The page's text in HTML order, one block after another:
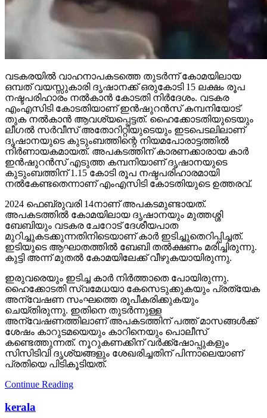
വടകരയില്‍ വാഹനാപകടത്തെ തുടര്‍ന്ന് കോമയിലായ
ഒമ്പത് വയസ്സുകാരി ദൃഷാനക്ക് ഒരുകോടി 15 ലക്ഷം രൂപ
നഷ്ടപരിഹാരം നല്‍കാന്‍ കോടതി നിര്‍ദേശം. വടകര
എംഎസിടി കോടതിയാണ് ഇന്‍ഷുറന്‍സ് കമ്പനിയോട്
തുക നല്‍കാന്‍ ആവശ്യപ്പെട്ടത്. ഹൈക്കോടതിയുടെയും
ലീഗല്‍ സര്‍വീസ് അതോറിറ്റിയുടെയും ഇടപെടലിലാണ്
ദൃഷാനയുടെ കുടുംബത്തിന്റെ നിയമപോരാട്ടത്തില്‍
നിര്‍ണായകമായത്. അപകടത്തിന് കാരണക്കാരായ കാര്‍
ഇന്‍ഷുറന്‍സ് എടുത്ത കമ്പനിയാണ് ദൃഷാനയുടെ
കുടുംബത്തിന് 1.15 കോടി രൂപ നഷ്ടപരിഹാരമായി
നല്‍കേണ്ടതെന്നാണ് എംഎസിടി കോടതിയുടെ ഉത്തരവ്.
2024 ഫെബ്രുവരി 14നാണ് അപകടമുണ്ടായത്.
അപകടത്തില്‍ കോമയിലായ ദൃഷാനയും മുത്തശ്ശി
ബേബിയും വടകര ചേറോട് ദേശീയപാത
മുറിച്ചുകടക്കുന്നതിനിടെയാണ് കാര്‍ ഇടിച്ചുതെറിപ്പിച്ചത്.
ഇടിയുടെ ആഘാതത്തില്‍ ബേബി തല്‍ക്ഷണം മരിച്ചിരുന്നു.
കുട്ടി അന്ന് മുതല്‍ കോമയിലേക്ക് വീഴുകയായിരുന്നു.
ഇരുവരെയും ഇടിച്ച കാര്‍ നിര്‍ത്താതെ പോയിരുന്നു.
ഹൈക്കോടതി സ്വമേധയാ കേസെടുക്കുകയും പ്രത്യേക
അന്വേഷണ സംഘത്തെ രൂപീകരിക്കുകയും
ചെയ്തിരുന്നു. ഇതിനെ തുടര്‍ന്നുള്ള
അന്വേഷണത്തിലാണ് അപകടത്തിന് പത്ത് മാസങ്ങള്‍ക്ക്
ശേഷം കാറുടമയെയും കാറിനെയും പൊലീസ്
കണ്ടെത്തുന്നത്. നൂറുകണക്കിന് വര്‍ക്ക്‌ഷോപ്പുകളും
സിസിടിവി ദൃശ്യങ്ങളും ശേഖരിച്ചതിന് പിന്നാലെയാണ്
പ്രതിയെ പിടികൂടിയത്.
Continue Reading
kerala